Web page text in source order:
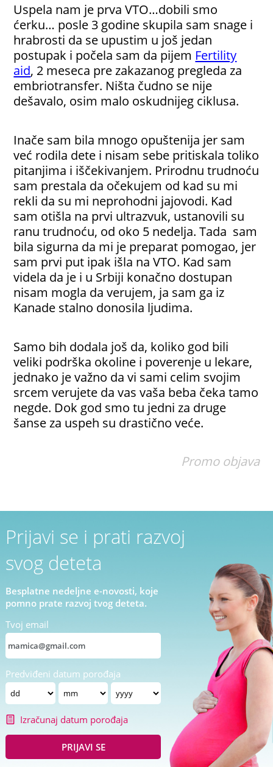
Uspela nam je prva VTO…dobili smo
ćerku… posle 3 godine skupila sam snage i
hrabrosti da se upustim u još jedan
postupak i počela sam da pijem Fertility
aid, 2 meseca pre zakazanog pregleda za
embriotransfer. Ništa čudno se nije
dešavalo, osim malo oskudnijeg ciklusa.
Inače sam bila mnogo opuštenija jer sam
već rodila dete i nisam sebe pritiskala toliko
pitanjima i iščekivanjem. Prirodnu trudnoću
sam prestala da očekujem od kad su mi
rekli da su mi neprohodni jajovodi. Kad
sam otišla na prvi ultrazvuk, ustanovili su
ranu trudnoću, od oko 5 nedelja. Tada sam
bila sigurna da mi je preparat pomogao, jer
sam prvi put ipak išla na VTO. Kad sam
videla da je i u Srbiji konačno dostupan
nisam mogla da verujem, ja sam ga iz
Kanade stalno donosila ljudima.
Samo bih dodala još da, koliko god bili
veliki podrška okoline i poverenje u lekare,
jednako je važno da vi sami celim svojim
srcem verujete da vas vaša beba čeka tamo
negde. Dok god smo tu jedni za druge
šanse za uspeh su drastično veće.
Promo objava
Prijavi se i prati razvoj
svog deteta
Besplatne nedeljne e-novosti, koje
pomno prate razvoj tvog deteta.
Tvoj email
Predviđeni datum porođaja
Izračunaj datum porođaja
PRIJAVI SE